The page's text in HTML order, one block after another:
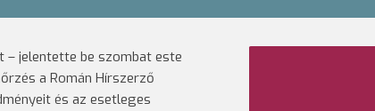
– jelentette be szombat este
a Román Hírszerző
és az esetleges